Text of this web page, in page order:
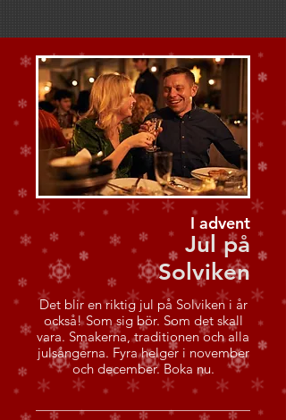
I advent
Jul på
Solviken
Det blir en riktig jul på Solviken i år
också! Som sig bör. Som det skall
vara. Smakerna, traditionen och alla
julsångerna. Fyra helger i november
och december. Boka nu.